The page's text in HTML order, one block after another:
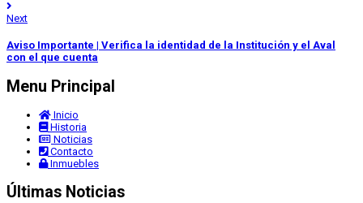
Next
Aviso Importante | Verifica la identidad de la Institución y el Aval
con el que cuenta
Menu Principal
Inicio
Historia
Noticias
Contacto
Inmuebles
Últimas Noticias